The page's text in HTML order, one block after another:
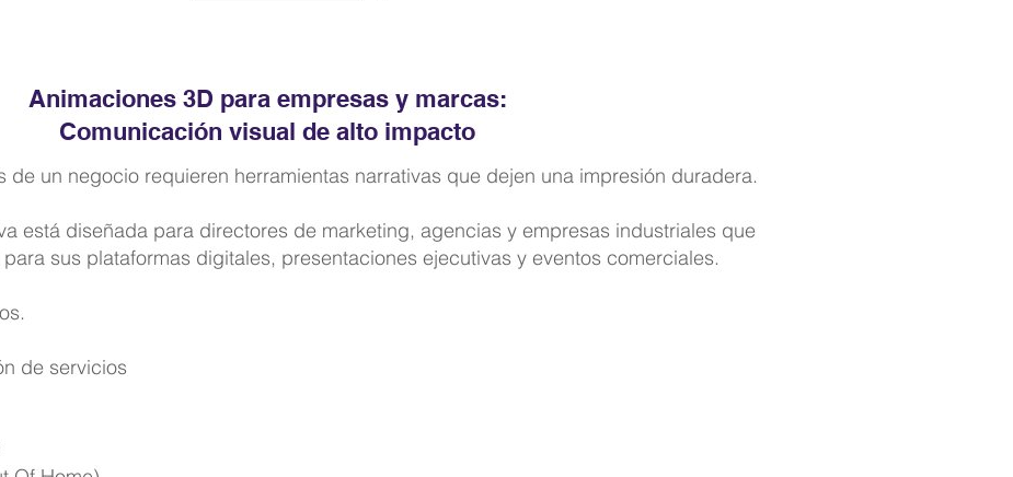
Animaciones 3D para empresas y marcas:
Comunicación visual de alto impacto
de un negocio requieren herramientas narrativas que dejen una impresión duradera.
está diseñada para directores de marketing, agencias y empresas industriales que
sus plataformas digitales, presentaciones ejecutivas y eventos comerciales.
de servicios